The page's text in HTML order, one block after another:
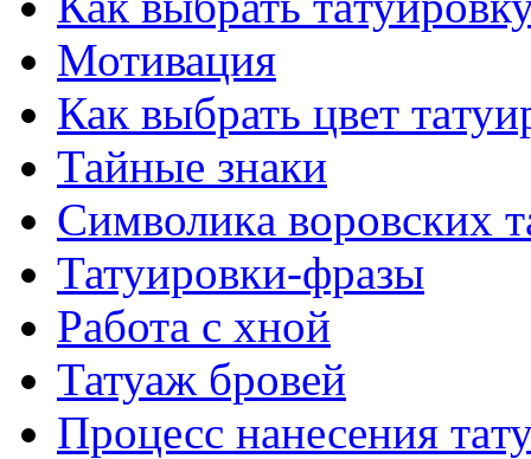
Мотивация
Как выбрать цвет
Тайные знаки
Символикa воровских
Татуировки-фразы
Работa с хнoй
Татуаж бровей
Процесс нанесения